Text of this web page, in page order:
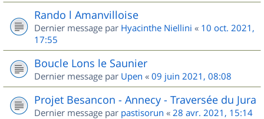
Rando l Amanvilloise
Dernier message par Hyacinthe Niellini « 10 oct. 2021,
17:55
Boucle Lons le Saunier
Dernier message par Upen « 09 juin 2021, 08:08
Projet Besancon - Annecy - Traversée du Jura
Dernier message par pastisorun « 28 avr. 2021, 15:14